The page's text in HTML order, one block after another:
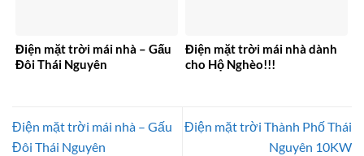
Điện mặt trời mái nhà – Gấu
Đôi Thái Nguyên
Điện mặt trời mái nhà dành
cho Hộ Nghèo!!!
Điện mặt trời mái nhà – Gấu
Đôi Thái Nguyên
Điện mặt trời Thành Phố Thái
Nguyên 10KW